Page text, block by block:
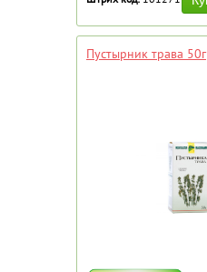
Пустырник трава 50г